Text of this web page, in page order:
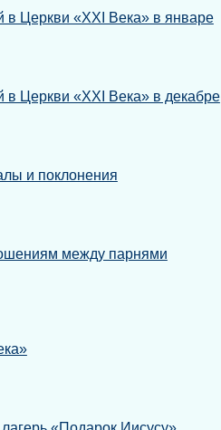
в Церкви «XXI Века» в январе
в Церкви «XXI Века» в декабре
и поклонения
между парнями